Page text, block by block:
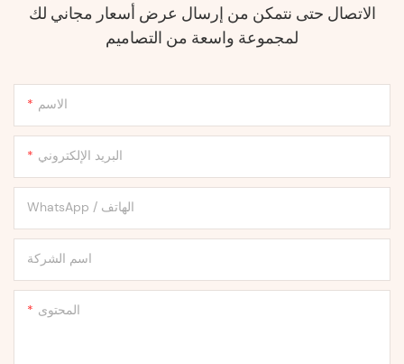
الاتصال حتى نتمكن من إرسال عرض أسعار مجاني لك
لمجموعة واسعة من التصاميم
الاسم
البريد الإلكتروني
WhatsApp / الهاتف
اسم الشركة
المحتوى